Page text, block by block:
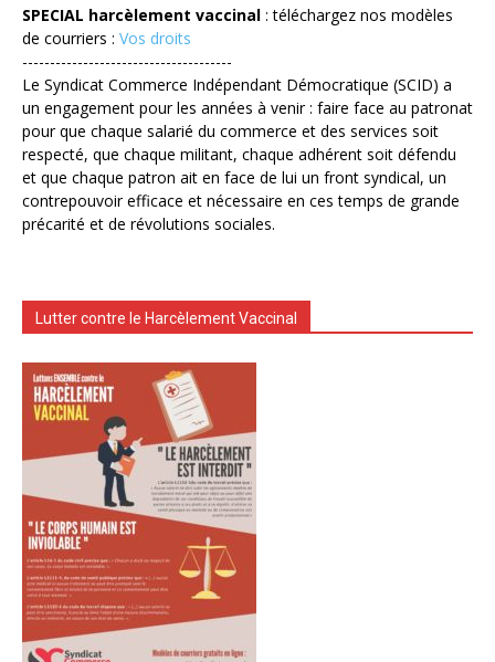
SPECIAL harcèlement vaccinal : téléchargez nos modèles
de courriers : Vos droits
--------------------------------------
Le Syndicat Commerce Indépendant Démocratique (SCID) a
un engagement pour les années à venir : faire face au patronat
pour que chaque salarié du commerce et des services soit
respecté, que chaque militant, chaque adhérent soit défendu
et que chaque patron ait en face de lui un front syndical, un
contrepouvoir efficace et nécessaire en ces temps de grande
précarité et de révolutions sociales.
Lutter contre le Harcèlement Vaccinal